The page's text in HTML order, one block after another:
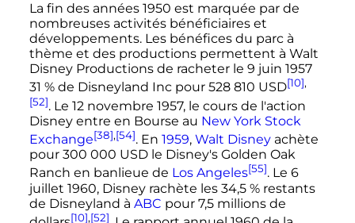
La fin des années 1950 est marquée par de
nombreuses activités bénéficiaires et
développements. Les bénéfices du parc à
thème et des productions permettent à Walt
Disney Productions de racheter le 9 juin 1957
31 % de Disneyland Inc pour 528 810 USD[10],
[52]. Le 12 novembre 1957, le cours de l'action
Disney entre en Bourse au New York Stock
Exchange[38],[54]. En 1959, Walt Disneyachète
pour 300 000 USD le Disney's Golden Oak
Ranch en banlieue de Los Angeles[55]. Le 6
juillet 1960, Disney rachète les 34,5 % restants
de Disneyland à ABC pour 7,5 millionsde
[10],[52]